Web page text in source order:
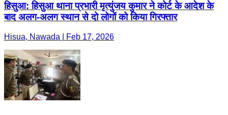
हिसुआ: हिसुआ थाना प्रभारी मृत्युंजय कुमार ने कोर्ट के आदेश के
बाद अलग-अलग स्थान से दो लोगों को किया गिरफ्तार
Hisua, Nawada | Feb 17, 2026